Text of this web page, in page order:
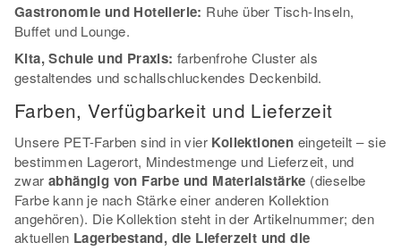
Gastronomie und Hotellerie: Ruhe über Tisch-Inseln,
Buffet und Lounge.
Kita, Schule und Praxis: farbenfrohe Cluster als
gestaltendes und schallschluckendes Deckenbild.
Farben, Verfügbarkeit und Lieferzeit
Unsere PET-Farben sind in vier Kollektionen eingeteilt – sie
bestimmen Lagerort, Mindestmenge und Lieferzeit, und
zwar abhängig von Farbe und Materialstärke (dieselbe
Farbe kann je nach Stärke einer anderen Kollektion
angehören). Die Kollektion steht in der Artikelnummer; den
aktuellen Lagerbestand, die Lieferzeit und die